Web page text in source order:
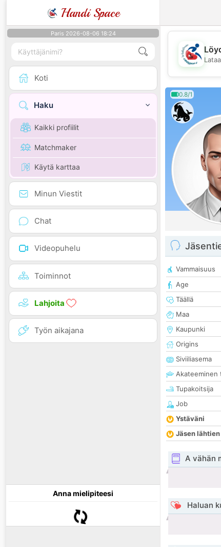
Handi Space
Paris 2026-08-06 18:24
Koti
Haku
Kaikki profiilit
Matchmaker
Käytä karttaa
Minun Viestit
Chat
Videopuhelu
Toiminnot
Lahjoita
Työn aikajana
Anna mielipiteesi
0.8/1
Vammaisuus
Age
Täällä
Maa
Kaupunki
Origins
Siviiliasema
Akateeminen
Tupakoitsija
Job
Ystäväni
Jäsen lähtien
A vähän
Haluan